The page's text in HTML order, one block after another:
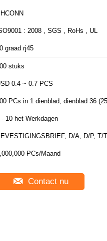
: 2008 , SGS , RoHs , UL
graad rj45
stuks
0.4 ~ 0.7 PCS
PCs in 1 dienblad, dienblad 36
- 10 het Werkdagen
D/A, D/P, T/T
PCs/Maand
Contact nu